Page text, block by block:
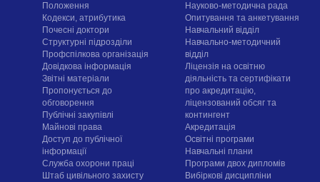
Положення
Кодекси, атрибутика
Почесні доктори
Структурні підрозділи
Профспілкова організація
Довідкова інформація
Звітні матеріали
Пропонується до
обговорення
Публічні закупівлі
Майнові права
Доступ до публічної
інформації
Служба охорони праці
Штаб цивільного захисту
Науково-методична рада
Опитування та анкетування
Навчальний відділ
Навчально-методичний
відділ
Ліцензія на освітню
діяльність та сертифікати
про акредитацію,
ліцензований обсяг та
контингент
Акредитація
Освітні програми
Навчальні плани
Програми двох дипломів
Вибіркові дисципліни